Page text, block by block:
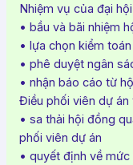
Nhiệm vụ của đại
• bầu và bãi nhiệm
• lựa chọn kiểm
• phê duyệt ngân
• nhận báo cáo từ
Điều phối viên dự án
• sa thải hội đồng
phối viên dự án
• quyết định về mức